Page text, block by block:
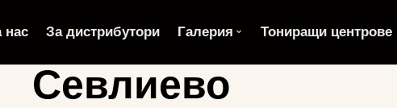
нас За дистрибутори Галерия Тониращи центрове
Севлиево